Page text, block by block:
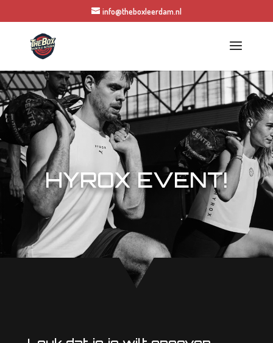
info@theboxleerdam.nl
HYROX EVENT!